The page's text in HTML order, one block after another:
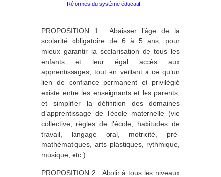
Réformes du système éducatif
PROPOSITION 1
: Abaisser l’âge de la
scolarité obligatoire de 6 à 5 ans, pour
mieux garantir la scolarisation de tous les
enfants et leur égal accès aux
apprentissages, tout en veillant à ce qu’un
lien de confiance permanent et privilégié
existe entre les enseignants et les parents,
et simplifier la définition des domaines
d’apprentissage de l’école maternelle (vie
collective, règles de l’école, habitudes de
travail, langage oral, motricité, pré-
mathématiques, arts plastiques, rythmique,
musique, etc.).
PROPOSITION 2 : Abolir à tous les niveaux